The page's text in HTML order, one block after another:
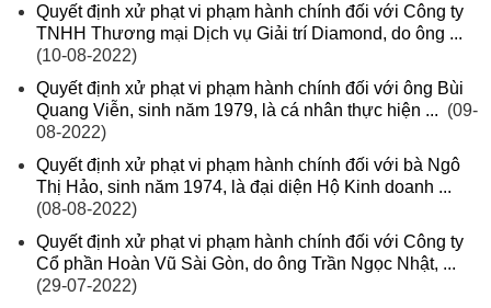
Quyết định xử phạt vi phạm hành chính đối với Công ty
TNHH Thương mại Dịch vụ Giải trí Diamond, do ông ...
(10-08-2022)
Quyết định xử phạt vi phạm hành chính đối với ông Bùi
Quang Viễn, sinh năm 1979, là cá nhân thực hiện ... (09-
08-2022)
Quyết định xử phạt vi phạm hành chính đối với bà Ngô
Thị Hảo, sinh năm 1974, là đại diện Hộ Kinh doanh ...
(08-08-2022)
Quyết định xử phạt vi phạm hành chính đối với Công ty
Cổ phần Hoàn Vũ Sài Gòn, do ông Trần Ngọc Nhật, ...
(29-07-2022)